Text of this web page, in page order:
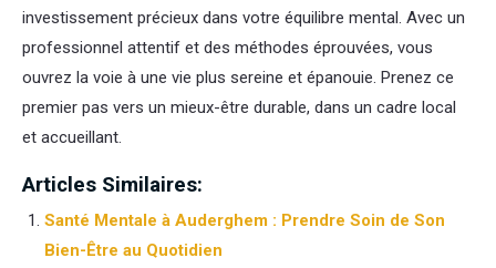
investissement précieux dans votre équilibre mental. Avec un
professionnel attentif et des méthodes éprouvées, vous
ouvrez la voie à une vie plus sereine et épanouie. Prenez ce
premier pas vers un mieux-être durable, dans un cadre local
et accueillant.
Articles Similaires:
Santé Mentale à Auderghem : Prendre Soin de Son
Bien-Être au Quotidien